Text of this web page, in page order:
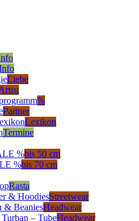
Liebe
%
Partner
Lexikon
Termine
%bis 50 cm
%bis 70 cm
Rasta
& HoodiesStreetwear
& BeaniesHeadwear
– TubeHeadwear